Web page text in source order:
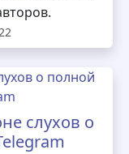
слухов о